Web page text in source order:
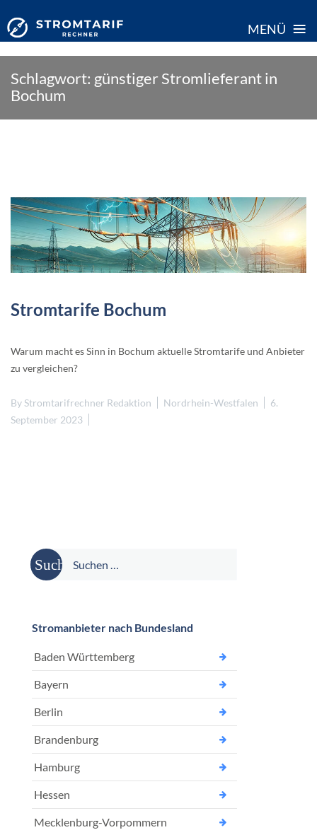
MENÜ ≡
content
Schlagwort: günstiger Stromlieferant in
Bochum
Stromtarife Bochum
Warum macht es Sinn in Bochum aktuelle Stromtarife und Anbieter
zu vergleichen?
By Stromtarifrechner Redaktion Nordrhein-Westfalen
6.
September 2023
Suche
nach:
Stromanbieter nach Bundesland
Baden Württemberg
Bayern
Berlin
Brandenburg
Hamburg
Hessen
Mecklenburg-Vorpommern